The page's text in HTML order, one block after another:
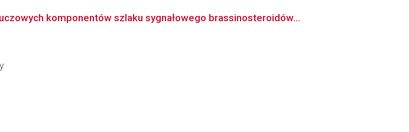
komponentów szlaku sygnałowego brassinosteroidów...